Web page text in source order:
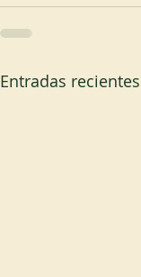
Entradas recientes